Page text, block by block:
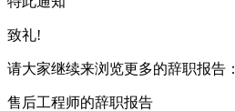
致礼!
请大家继续来浏览更多的辞职报告：
售后工程师的辞职报告